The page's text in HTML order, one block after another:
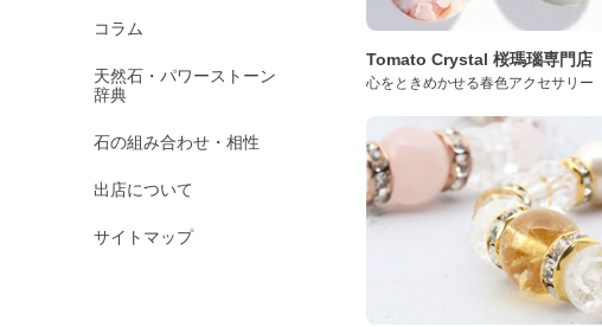
コラム
天然石・パワーストーン
辞典
石の組み合わせ・相性
出店について
サイトマップ
Tomato Crystal 桜瑪瑙専門店
心をときめかせる春色アクセサリー